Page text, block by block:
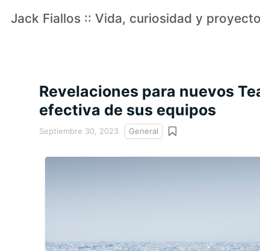
Jack Fiallos :: Vida, curiosidad y
Revelaciones para nuevos
efectiva de sus equipos
Septiembre 30, 2023 General